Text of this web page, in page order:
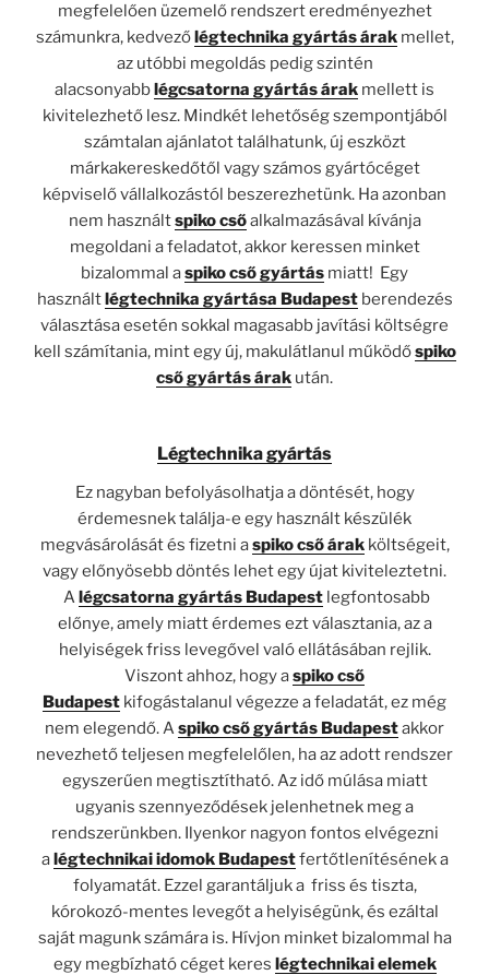
megfelelően üzemelő rendszert eredményezhet
számunkra, kedvezőlégtechnika gyártás árakmellet,
az utóbbi megoldás pedig szintén
alacsonyabblégcsatorna gyártás árak mellett is
kivitelezhető lesz. Mindkét lehetőség szempontjából
számtalan ajánlatot találhatunk, új eszközt
márkakereskedőtől vagy számos gyártócéget
képviselő vállalkozástól beszerezhetünk. Ha azonban
nem használtspiko csőalkalmazásával kívánja
megoldani a feladatot, akkor keressen minket
bizalommal aspiko cső gyártás miatt! Egy
használtlégtechnika gyártása Budapestberendezés
választása esetén sokkal magasabb javítási költségre
kell számítania, mint egy új, makulátlanul működőspiko
cső gyártás árak után.
Légtechnika gyártás
Ez nagyban befolyásolhatja a döntését, hogy
érdemesnek találja-e egy használt készülék
megvásárolását és fizetni aspiko cső árakköltségeit,
vagy előnyösebb döntés lehet egy újat kiviteleztetni.
Alégcsatorna gyártás Budapestlegfontosabb
előnye, amely miatt érdemes ezt választania, az a
helyiségek friss levegővel való ellátásában rejlik.
Viszont ahhoz, hogy aspiko cső
Budapest kifogástalanul végezze a feladatát, ez még
nem elegendő. Aspiko cső gyártás Budapestakkor
nevezhető teljesen megfelelőlen, ha az adott rendszer
egyszerűen megtisztítható. Az idő múlása miatt
ugyanis szennyeződések jelenhetnek meg a
rendszerünkben. Ilyenkor nagyon fontos elvégezni
alégtechnikai idomok Budapestfertőtlenítésének a
folyamatát. Ezzel garantáljuk a friss és tiszta,
kórokozó-mentes levegőt a helyiségünk, és ezáltal
saját magunk számára is. Hívjon minket bizalommal ha
egy megbízható céget keres légtechnikai elemek